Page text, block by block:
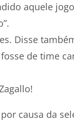
aquele
Disse
de time
causa da